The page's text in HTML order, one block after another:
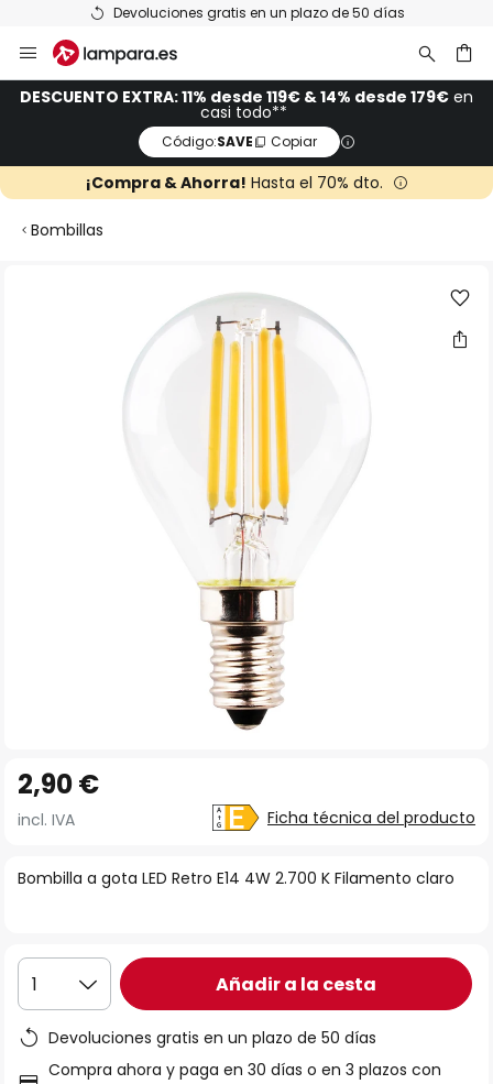
Devoluciones gratis en un plazo de 50 días
al
contenido
DESCUENTO EXTRA: 11% desde 119€ & 14% desde 179€ en
casi todo**
Código:SAVE Copiar
¡Compra & Ahorra! Hasta el 70% dto.
Bombillas
comienzo
la
imágenes
Bombilla a gota LED Retro E14 4W 2.700 K Filamento claro
2,90 €
incl. IVA Ficha técnica del producto
1 Añadir a la cesta
Devoluciones gratis en un plazo de 50 días
Compra ahora y paga en 30 días o en 3 plazos con